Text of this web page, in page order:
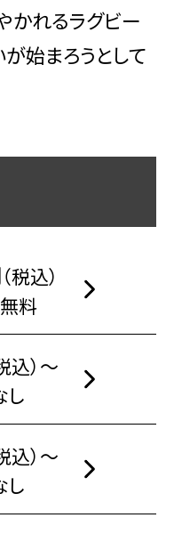
かれるラグビー
始まろうとして
（税込）
料
込）～
し
込）～
し